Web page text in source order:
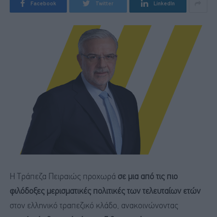
Facebook Twitter LinkedIn
Η Τράπεζα Πειραιώς προχωρά σε μια από τις πιο
φιλόδοξες μερισματικές πολιτικές των τελευταίων ετών
στον ελληνικό τραπεζικό κλάδο, ανακοινώνοντας